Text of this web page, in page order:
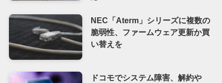
NEC「Aterm」シリーズに複数の
脆弱性、ファームウェア更新か買
い替えを
ドコモでシステム障害、解約や